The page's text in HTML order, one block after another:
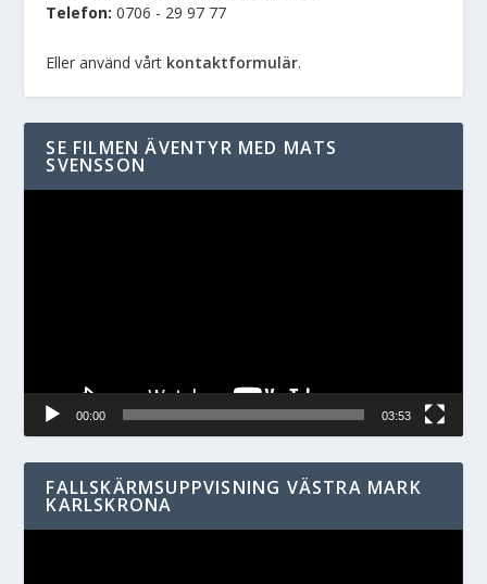
Telefon: 0706 - 29 97 77
Eller använd vårt kontaktformulär.
SE FILMEN ÄVENTYR MED MATS
SVENSSON
00:00 03:53
FALLSKÄRMSUPPVISNING VÄSTRA MARK
KARLSKRONA